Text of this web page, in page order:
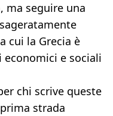
ma seguire una
cui la Grecia è
e sociali
chi scrive queste
strada